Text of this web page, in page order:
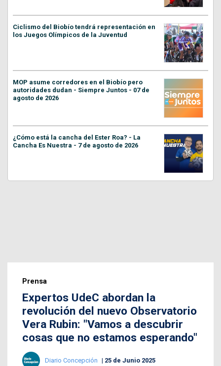
Ciclismo del Biobío tendrá representación en
los Juegos Olímpicos de la Juventud
MOP asume corredores en el Biobío pero
autoridades dudan - Siempre Juntos - 07 de
agosto de 2026
¿Cómo está la cancha del Ester Roa? - La
Cancha Es Nuestra - 7 de agosto de 2026
Prensa
Expertos UdeC abordan la
revolución del nuevo Observatorio
Vera Rubin: "Vamos a descubrir
cosas que no estamos esperando"
Diario Concepción 25 de Junio 2025